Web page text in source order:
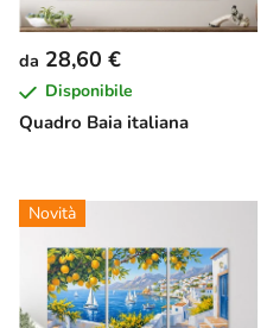
Quadro Baia italiana
da 28,60 €
Disponibile
Novità